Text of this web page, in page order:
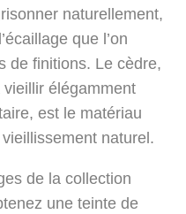
naturellement,
que l’on
de finitions. Le cèdre,
élégamment
est le matériau
naturel.
de la collection
une teinte de